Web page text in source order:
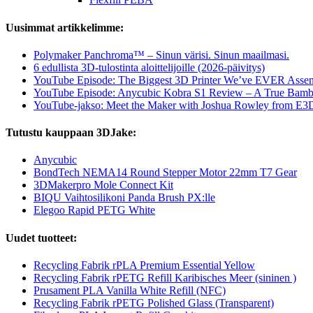
Uusimmat artikkelimme:
Polymaker Panchroma™ – Sinun värisi. Sinun maailmasi.
6 edullista 3D-tulostinta aloittelijoille (2026-päivitys)
YouTube Episode: The Biggest 3D Printer We’ve EVER
YouTube Episode: Anycubic Kobra S1 Review – A True
YouTube-jakso: Meet the Maker with Joshua Rowley from
Tutustu kauppaan 3DJake:
Anycubic
BondTech NEMA14 Round Stepper Motor 22mm T7 Gear
3DMakerpro Mole Connect Kit
BIQU Vaihtosilikoni Panda Brush PX:lle
Elegoo Rapid PETG White
Uudet tuotteet:
Recycling Fabrik rPLA Premium Essential Yellow
Recycling Fabrik rPETG Refill Karibisches Meer (sininen )
Prusament PLA Vanilla White Refill (NFC)
Recycling Fabrik rPETG Polished Glass (Transparent)